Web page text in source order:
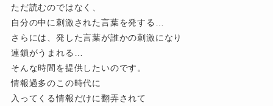
ただ読むのではなく、
自分の中に刺激された言葉を発する…
さらには、発した言葉が誰かの刺激になり
連鎖がうまれる…
そんな時間を提供したいのです。
情報過多のこの時代に
入ってくる情報だけに翻弄されて